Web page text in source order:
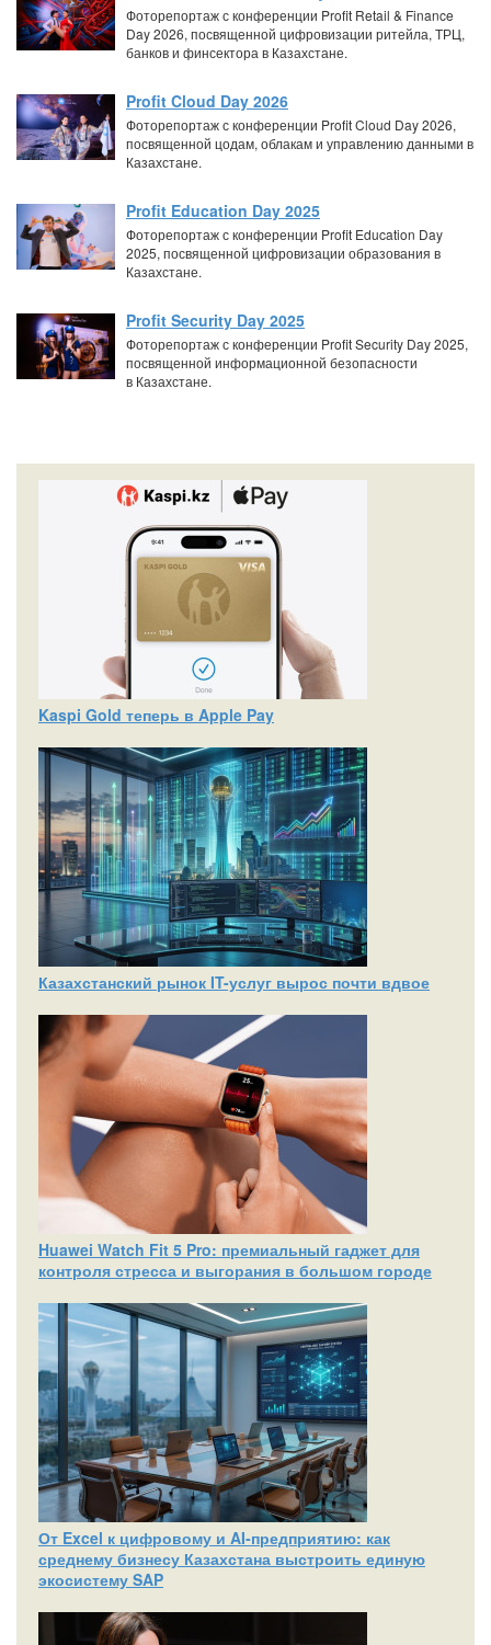
Фоторепортаж с конференции Profit Retail & Finance
Day 2026, посвященной цифровизации ритейла, ТРЦ,
банков и финсектора в Казахстане.
Profit Cloud Day 2026
Фоторепортаж с конференции Profit Cloud Day 2026,
посвященной цодам, облакам и управлению данными в
Казахстане.
Profit Education Day 2025
Фоторепортаж с конференции Profit Education Day
2025, посвященной цифровизации образования в
Казахстане.
Profit Security Day 2025
Фоторепортаж с конференции Profit Security Day 2025,
посвященной информационной безопасности
в Казахстане.
Kaspi Gold теперь в Apple Pay
Казахстанский рынок IT-услуг вырос почти вдвое
Huawei Watch Fit 5 Pro: премиальный гаджет для
контроля стресса и выгорания в большом городе
От Excel к цифровому и AI‑предприятию: как
среднему бизнесу Казахстана выстроить единую
экосистему SAP